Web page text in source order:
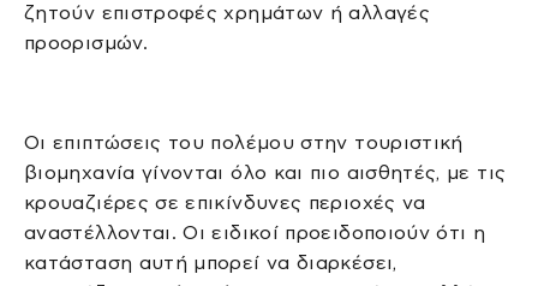
ζητούν επιστροφές χρημάτων ή αλλαγές
προορισμών.
Οι επιπτώσεις του πολέμου στην τουριστική
βιομηχανία γίνονται όλο και πιο αισθητές, με τις
κρουαζιέρες σε επικίνδυνες περιοχές να
αναστέλλονται. Οι ειδικοί προειδοποιούν ότι η
κατάσταση αυτή μπορεί να διαρκέσει,